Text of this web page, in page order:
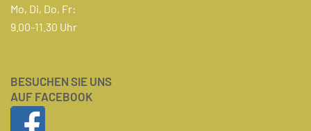
Mo, Di, Do, Fr:
9.00-11.30 Uhr
BESUCHEN SIE UNS
AUF FACEBOOK